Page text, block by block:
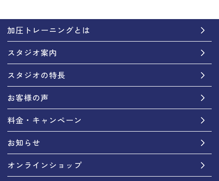
加圧トレーニングとは
スタジオ案内
スタジオの特長
お客様の声
料金・キャンペーン
お知らせ
オンラインショップ